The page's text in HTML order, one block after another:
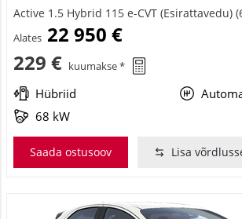
Active 1.5 Hybrid 115 e-CVT (Esirattavedu)
Alates 22 950 €
229 € kuumakse *
Hübriid
68 kW
Saada ostusoov Lisa